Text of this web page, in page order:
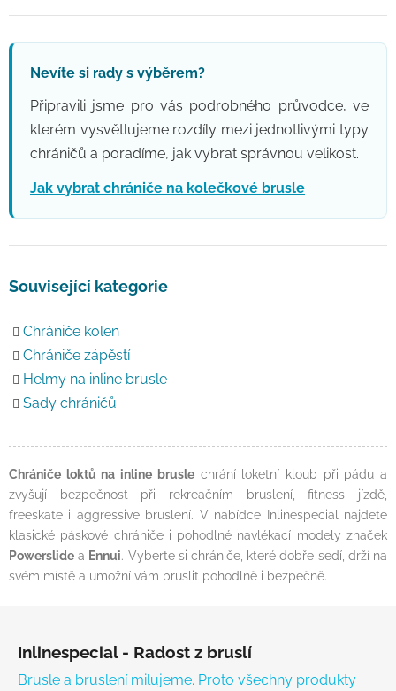
Nevíte si rady s výběrem?
Připravili jsme pro vás podrobného průvodce, ve
kterém vysvětlujeme rozdíly mezi jednotlivými typy
chráničů a poradíme, jak vybrat správnou velikost.
Jak vybrat chrániče na kolečkové brusle
Související kategorie
Chrániče kolen
Chrániče zápěstí
Helmy na inline brusle
Sady chráničů
Chrániče loktů na inline bruslechrání loketní kloub při pádu a
zvyšují bezpečnost při rekreačním bruslení, fitness jízdě,
freeskate i aggressive bruslení. V nabídce Inlinespecial najdete
klasické páskové chrániče i pohodlné navlékací modely značek
Powerslide a Ennui. Vyberte si chrániče, které dobře sedí, drží na
svém místě a umožní vám bruslit pohodlně i bezpečně.
Inlinespecial - Radost z bruslí
Brusle a bruslení milujeme. Proto všechny produkty